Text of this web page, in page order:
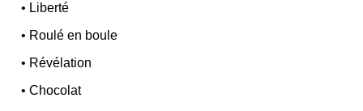
• Liberté
• Roulé en boule
• Révélation
•Chocolat